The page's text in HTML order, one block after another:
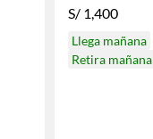
S/ 1,400
Llega mañana
Retira mañana